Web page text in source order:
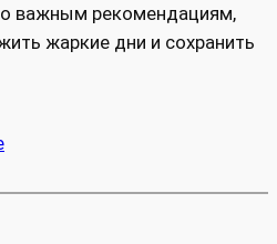
важным рекомендациям,
жаркие дни и сохранить